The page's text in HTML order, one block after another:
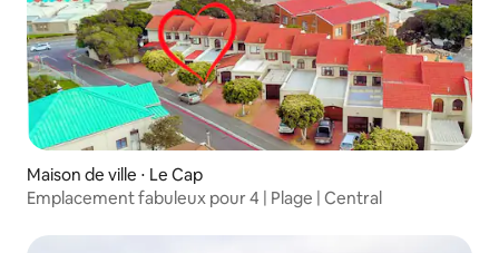
Maison de ville ⋅ Le Cap
Emplacement fabuleux pour 4 | Plage | Central